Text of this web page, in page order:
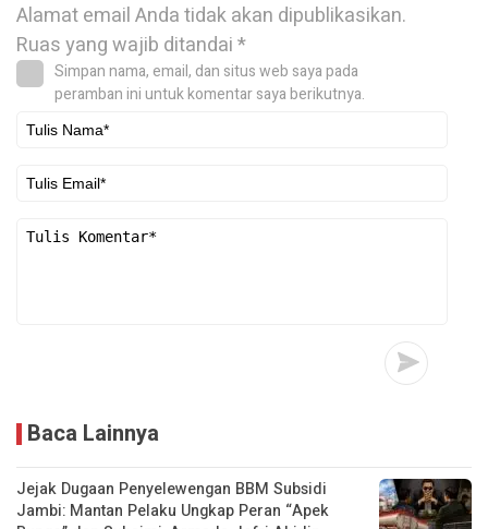
Alamat email Anda tidak akan dipublikasikan.
Ruas yang wajib ditandai*
Simpan nama, email, dan situs web saya pada
peramban ini untuk komentar saya berikutnya.
Baca Lainnya
Jejak Dugaan Penyelewengan BBM Subsidi
Jambi: Mantan Pelaku Ungkap Peran “Apek